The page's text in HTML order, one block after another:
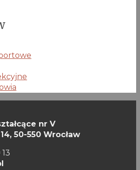
nr V
50-550 Wrocław